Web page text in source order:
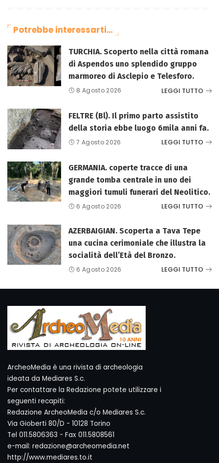
Potrebbe interessarti…
TURCHIA. Scoperto nella città romana
di Aspendos uno splendido gruppo
marmoreo di Asclepio e Telesforo.
8 Agosto 2026 LEGGI TUTTO
FELTRE (Bl). Il primo parto assistito
della storia ebbe luogo 6mila anni fa.
7 Agosto 2026 LEGGI TUTTO
GERMANIA. coperte tracce di una
grande tomba centrale in uno dei
maggiori tumuli funerari del Neolitico.
6 Agosto 2026 LEGGI TUTTO
AZERBAIGIAN. Scoperta a Tava Tepe
una cucina cerimoniale che illustra la
socialità dell’Età del Bronzo.
6 Agosto 2026 LEGGI TUTTO
ArcheoMedia è una rivista di archeologia
ideata da Mediares S.c.
Per contattare la Redazione potete utilizzare i
seguenti recapiti:
Redazione ArcheoMedia c/o Mediares S.c.
Via Gioberti 80/D - 10128 Torino
Tel 011.5806363 - Fax 011.5808561
e-mail: redazione@archeomedia.net
http://www.mediares.to.it